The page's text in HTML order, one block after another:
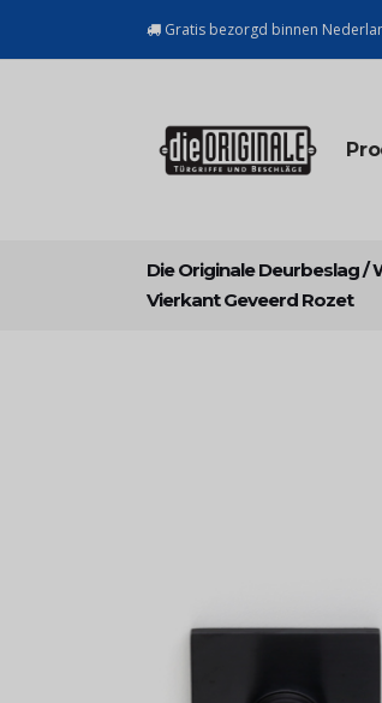
Gratis bezorgd binnen
Die Originale Deurbeslag/
Vierkant Geveerd Rozet